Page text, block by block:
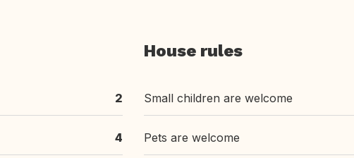
2
4
House rules
Small children are welcome
Pets are welcome